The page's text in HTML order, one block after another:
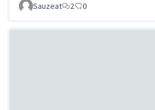
Sauzeat
2 0